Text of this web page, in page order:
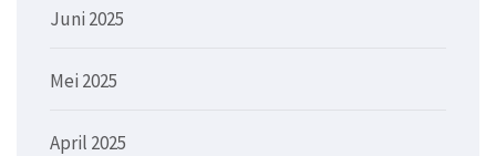
Juni 2025
Mei 2025
April 2025